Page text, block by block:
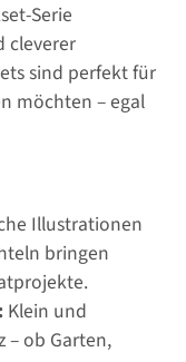
Serie
cleverer
sind perfekt für
möchten – egal
Illustrationen
bringen
Klein und
– ob Garten,